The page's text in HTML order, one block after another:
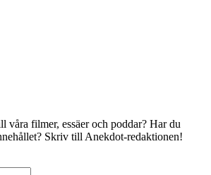
våra filmer, essäer och poddar? Har du
Skriv till Anekdot-redaktionen!